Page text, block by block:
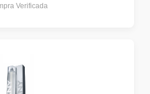
Verificada